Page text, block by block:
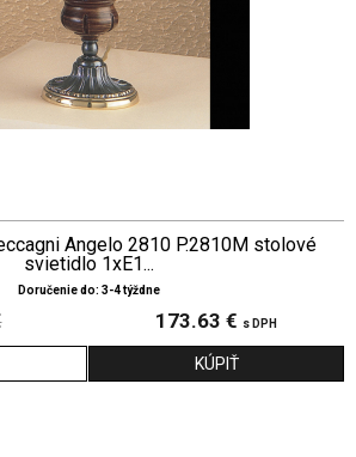
Angelo 2810 P.2810M stolové
svietidlo 1xE1...
Doručenie do: 3-4 týždne
173.63 € s DPH